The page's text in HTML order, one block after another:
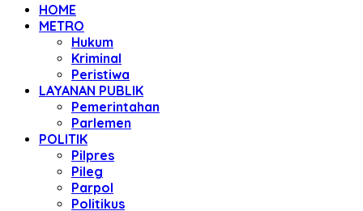
HOME
METRO
Hukum
Kriminal
Peristiwa
LAYANAN PUBLIK
Pemerintahan
Parlemen
POLITIK
Pilpres
Pileg
Parpol
Politikus